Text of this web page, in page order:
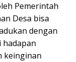
Pemerintah
Desa bisa
dengan
hadapan
keinginan